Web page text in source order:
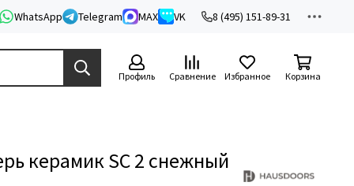
WhatsApp Telegram MAX VK 8 (495) 151-89-31
Профиль Сравнение Избранное Корзина
керамик SC 2 снежный